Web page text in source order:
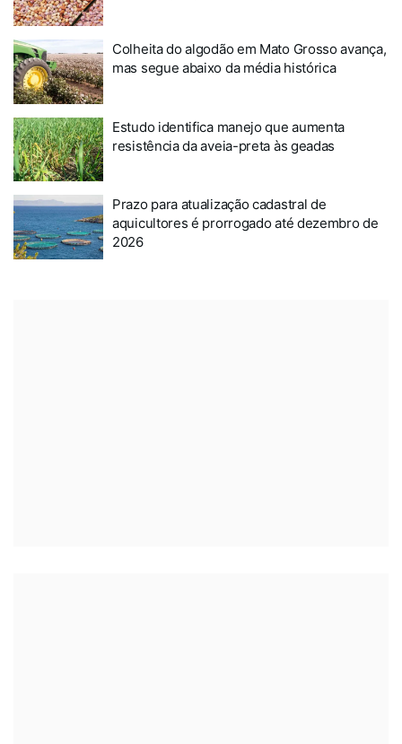
Colheita do algodão em Mato Grosso avança,
mas segue abaixo da média histórica
Estudo identifica manejo que aumenta
resistência da aveia-preta às geadas
Prazo para atualização cadastral de
aquicultores é prorrogado até dezembro de
2026